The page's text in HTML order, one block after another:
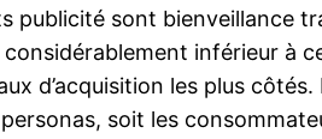
publicité sont bienveillance
inférieur à
d’acquisition les plus
soit les